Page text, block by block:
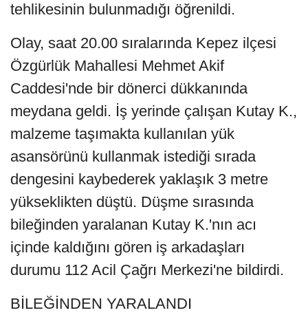
tehlikesinin bulunmadığı öğrenildi.
Olay, saat 20.00 sıralarında Kepez ilçesi
Özgürlük Mahallesi Mehmet Akif
Caddesi'nde bir dönerci dükkanında
meydana geldi. İş yerinde çalışan Kutay K.,
malzeme taşımakta kullanılan yük
asansörünü kullanmak istediği sırada
dengesini kaybederek yaklaşık 3 metre
yükseklikten düştü. Düşme sırasında
bileğinden yaralanan Kutay K.'nın acı
içinde kaldığını gören iş arkadaşları
durumu 112 Acil Çağrı Merkezi'ne bildirdi.
BİLEĞİNDEN YARALANDI